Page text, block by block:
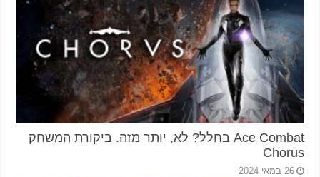
Ace Combat בחלל? לא, יותר מזה. ביקורת המשחק
Chorus
26 במאי 2024